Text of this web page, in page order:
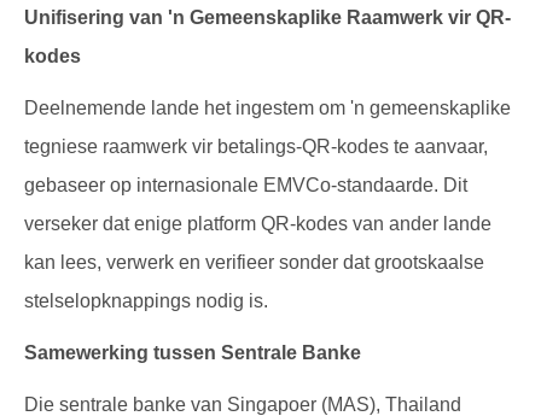
Unifisering van 'n Gemeenskaplike Raamwerk vir QR-
kodes
Deelnemende lande het ingestem om 'n gemeenskaplike
tegniese raamwerk vir betalings-QR-kodes te aanvaar,
gebaseer op internasionale EMVCo-standaarde. Dit
verseker dat enige platform QR-kodes van ander lande
kan lees, verwerk en verifieer sonder dat grootskaalse
stelselopknappings nodig is.
Samewerking tussen Sentrale Banke
Die sentrale banke van Singapoer (MAS), Thailand